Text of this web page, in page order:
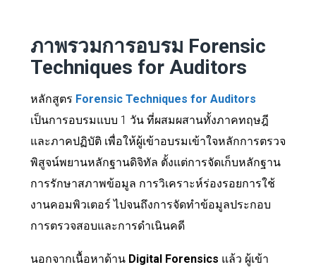
ภาพรวมการอบรม Forensic
Techniques for Auditors
หลักสูตร Forensic Techniques for Auditors
เป็นการอบรมแบบ 1 วัน ที่ผสมผสานทั้งภาคทฤษฎี
และภาคปฏิบัติ เพื่อให้ผู้เข้าอบรมเข้าใจหลักการตรวจ
พิสูจน์พยานหลักฐานดิจิทัล ตั้งแต่การจัดเก็บหลักฐาน
การรักษาสภาพข้อมูล การวิเคราะห์ร่องรอยการใช้
งานคอมพิวเตอร์ ไปจนถึงการจัดทำข้อมูลประกอบ
การตรวจสอบและการดำเนินคดี
นอกจากเนื้อหาด้าน Digital Forensics แล้ว ผู้เข้า